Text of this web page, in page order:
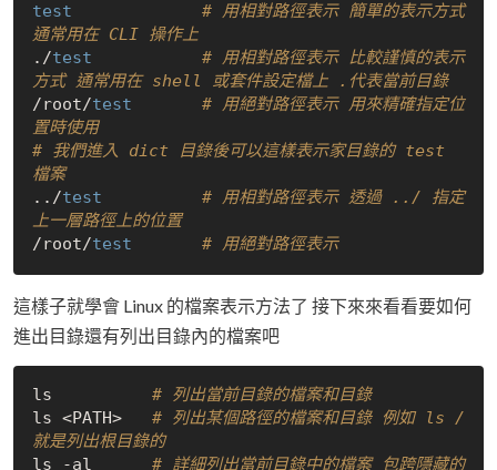
test
# 用相對路徑表示 簡單的表示方式
通常用在 CLI 操作上
./test
# 用相對路徑表示 比較謹慎的表示
方式 通常用在 shell 或套件設定檔上 .代表當前目錄
/root/test
# 用絕對路徑表示 用來精確指定位
置時使用
# 我們進入 dict 目錄後可以這樣表示家目錄的 test
檔案
../test
# 用相對路徑表示 透過 ../ 指定
上一層路徑上的位置
/root/test # 用絕對路徑表示
這樣子就學會 Linux 的檔案表示方法了 接下來來看看要如何
進出目錄還有列出目錄內的檔案吧
ls # 列出當前目錄的檔案和目錄
ls <PATH> # 列出某個路徑的檔案和目錄 例如 ls /
就是列出根目錄的
ls -al # 詳細列出當前目錄中的檔案 包跨隱藏的